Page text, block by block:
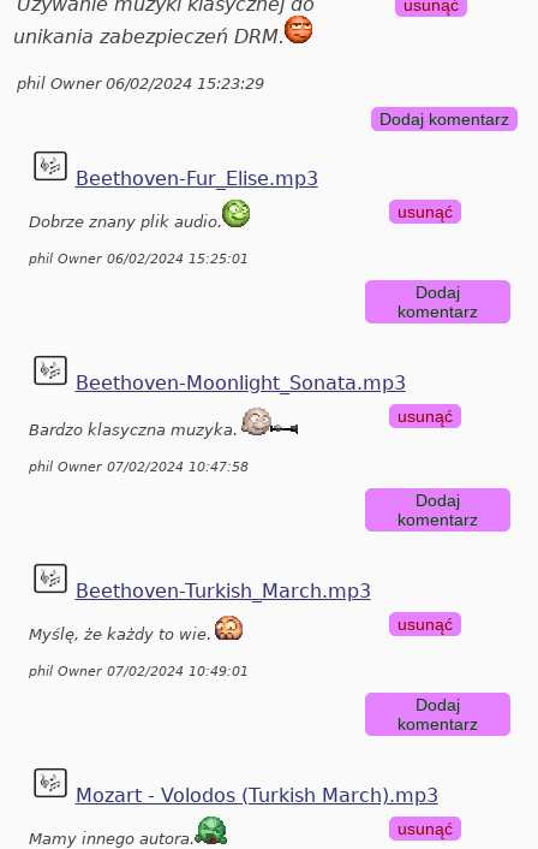
unikania zabezpieczeń DRM.
phil Owner 06/02/2024 15:23:29
usunąć
Dodaj komentarz
Beethoven-Fur_Elise.mp3
Dobrze znany plik audio.
phil Owner 06/02/2024 15:25:01
usunąć
Dodaj
komentarz
Beethoven-Moonlight_Sonata.mp3
Bardzo klasyczna muzyka.
phil Owner 07/02/2024 10:47:58
usunąć
Dodaj
komentarz
Beethoven-Turkish_March.mp3
Myślę, że każdy to wie.
phil Owner 07/02/2024 10:49:01
usunąć
Dodaj
komentarz
Mozart - Volodos (Turkish March).mp3
Mamy innego autora.
usunąć